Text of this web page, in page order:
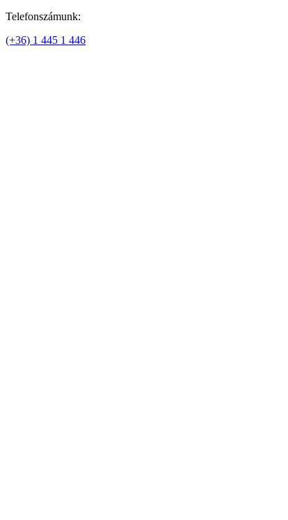
Telefonszámunk:
(+36) 1 445 1 446